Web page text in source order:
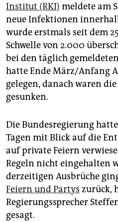
unterstützen
abo
genossenschaft
epaper login
Institut (RKI) meldete am
neue Infektionen
wurde erstmals seit dem
Schwelle von 2.000
bei den täglich
hatte Ende März/Anfang
gelegen, danach waren
gesunken.
Die Bundesregierung
Tagen mit Blick auf die
auf private Feiern
Regeln nicht eingehalten
derzeitigen Ausbrüche
Feiern und Partys zurück,
Regierungssprecher
gesagt.